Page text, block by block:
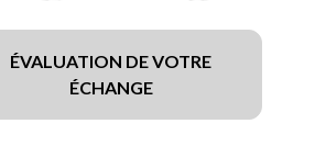
ÉVALUATION DE VOTRE
ÉCHANGE